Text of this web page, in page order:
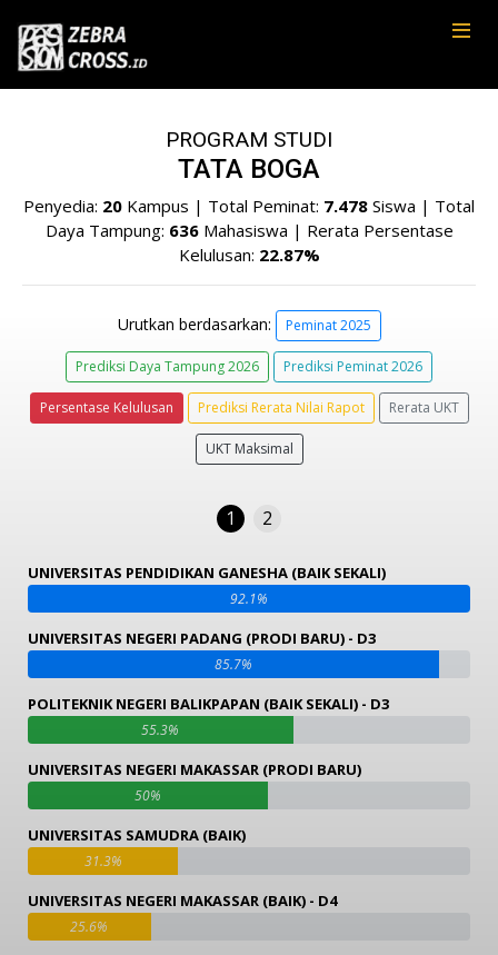
PROGRAM STUDI
TATA BOGA
Penyedia: 20 Kampus | Total Peminat: 7.478 Siswa | Total
Daya Tampung: 636Mahasiswa | Rerata Persentase
Kelulusan: 22.87%
Urutkan berdasarkan: Peminat 2025
Prediksi Daya Tampung 2026 Prediksi Peminat 2026
Persentase Kelulusan Prediksi Rerata Nilai Rapot Rerata UKT
UKT Maksimal
1 2
UNIVERSITAS PENDIDIKAN GANESHA (BAIK SEKALI)
92.1%
UNIVERSITAS NEGERI PADANG (PRODI BARU) - D3
85.7%
POLITEKNIK NEGERI BALIKPAPAN (BAIK SEKALI) - D3
55.3%
UNIVERSITAS NEGERI MAKASSAR (PRODI BARU)
50%
UNIVERSITAS SAMUDRA (BAIK)
31.3%
UNIVERSITAS NEGERI MAKASSAR (BAIK) - D4
25.6%